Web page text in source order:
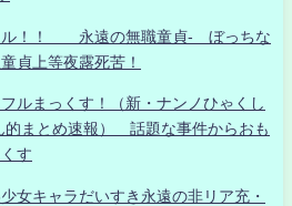
ル！！ 永遠の無職童貞- ぼっちな
貞上等夜露死苦！
ルまっくす！（新・ナンノひゃくし
的まとめ速報） 話題な事件からおも
す
女キャラだいすき永遠の非リア充・